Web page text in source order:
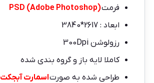
فرمت PSD (Adobe Photoshop)
ابعاد : 2617*3840
رزولوشن 300Dpi
کاملا لایه باز و گروه بندی شده
طراحی شده به صورتاسمارت آبجکت